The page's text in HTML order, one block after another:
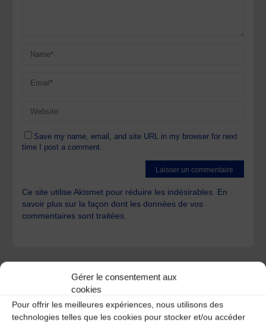
Gérer le consentement aux
cookies
Pour offrir les meilleures expériences, nous utilisons des
technologies telles que les cookies pour stocker et/ou accéder
Save my name, email, and site URL in my browser for next
time I post a comment.
Ce site utilise Akismet pour réduire les indésirables. En
savoir plus sur la façon dont les données de vos
commentaires sont traitées
A DECOUVRIR :